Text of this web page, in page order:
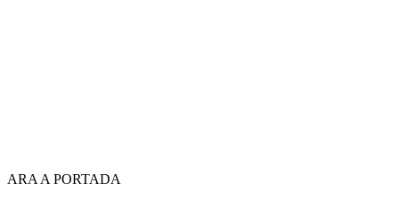
ARA A PORTADA